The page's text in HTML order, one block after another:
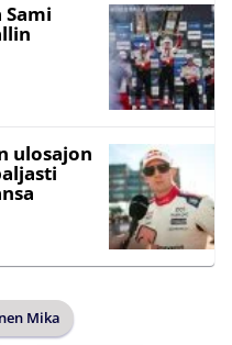
ulosajon
Mika